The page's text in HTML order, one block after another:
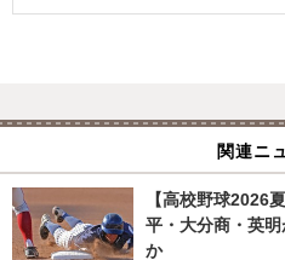
関連ニ
【高校野球2026
平・大分商・英
か